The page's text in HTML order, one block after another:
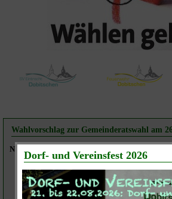
Wahlvorschlag zur Gemeinderatswahl am
Name des Wahlvorschlages:
Gemeinsamer Wahlvorschlag der
Freiwillige Feuerwehr Dobitschen
Sportverein Eintracht Dobitschen